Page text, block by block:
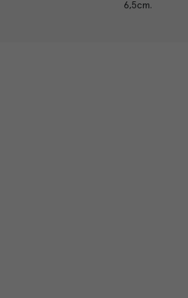
6,5cm.